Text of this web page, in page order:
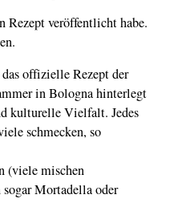
veröffentlicht habe.
offizielle Rezept der
in Bologna hinterlegt
kulturelle Vielfalt. Jedes
schmecken, so
(viele mischen
Mortadella oder